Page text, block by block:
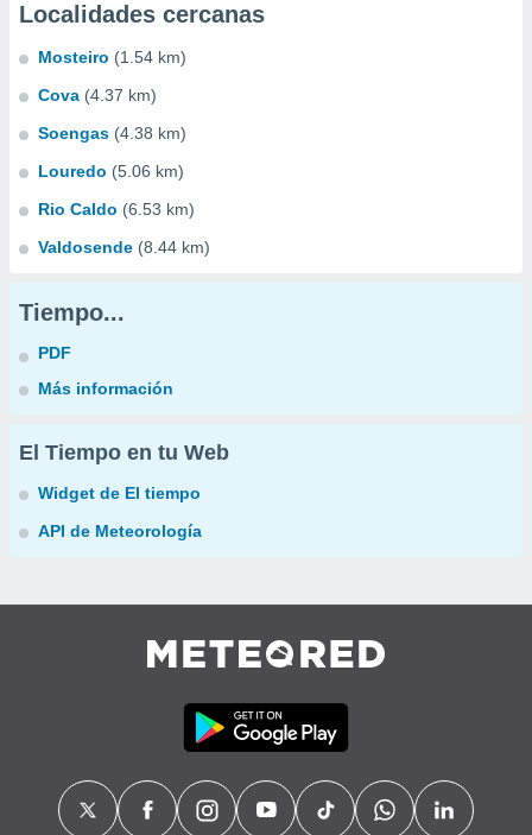
Localidades cercanas
Mosteiro (1.54 km)
Cova (4.37 km)
Soengas (4.38 km)
Louredo (5.06 km)
Rio Caldo (6.53 km)
Valdosende (8.44 km)
Tiempo...
PDF
Más información
El Tiempo en tu Web
Widget de El tiempo
API de Meteorología